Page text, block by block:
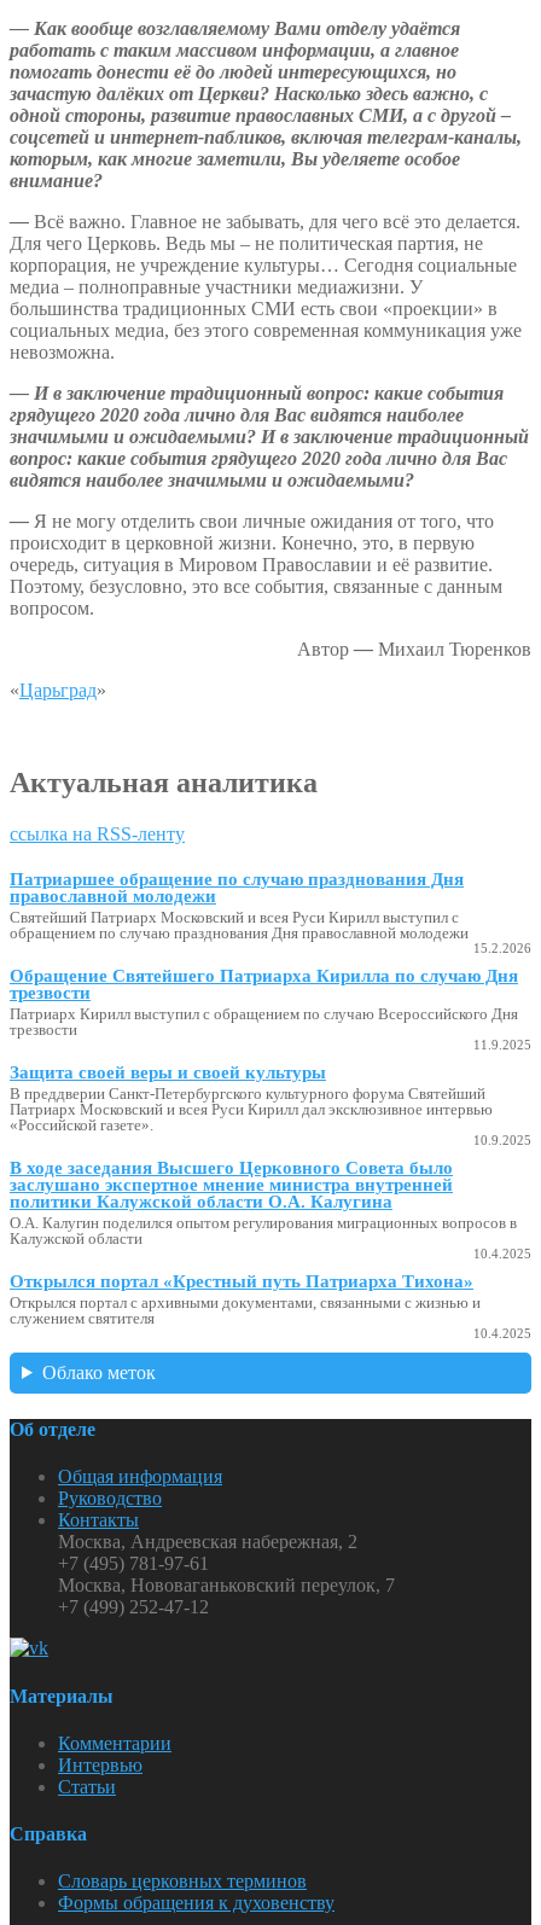
— Как вообще возглавляемому Вами отделу удаётся
работать с таким массивом информации, а главное
помогать донести её до людей интересующихся, но
зачастую далёких от Церкви? Насколько здесь важно, с
одной стороны, развитие православных СМИ, а с другой –
соцсетей и интернет-пабликов, включая телеграм-каналы,
которым, как многие заметили, Вы уделяете особое
внимание?
— Всё важно. Главное не забывать, для чего всё это делается.
Для чего Церковь. Ведь мы – не политическая партия, не
корпорация, не учреждение культуры… Сегодня социальные
медиа – полноправные участники медиажизни. У
большинства традиционных СМИ есть свои «проекции» в
социальных медиа, без этого современная коммуникация уже
невозможна.
— И в заключение традиционный вопрос: какие события
грядущего 2020 года лично для Вас видятся наиболее
значимыми и ожидаемыми? И в заключение традиционный
вопрос: какие события грядущего 2020 года лично для Вас
видятся наиболее значимыми и ожидаемыми?
— Я не могу отделить свои личные ожидания от того, что
происходит в церковной жизни. Конечно, это, в первую
очередь, ситуация в Мировом Православии и её развитие.
Поэтому, безусловно, это все события, связанные с данным
вопросом.
Автор— Михаил Тюренков
«Царьград»
Актуальная аналитика
ссылка на RSS-ленту
Патриаршее обращение по случаю празднования Дня
православной молодежи
Святейший Патриарх Московский и всея Руси Кирилл выступил с
обращением по случаю празднования Дня православной молодежи
15.2.2026
Обращение Святейшего Патриарха Кирилла по случаю Дня
трезвости
Патриарх Кирилл выступил с обращением по случаю Всероссийского Дня
трезвости
11.9.2025
Защита своей веры и своей культуры
В преддверии Санкт-Петербургского культурного форума Святейший
Патриарх Московский и всея Руси Кирилл дал эксклюзивное интервью
«Российской газете».
10.9.2025
В ходе заседания Высшего Церковного Совета было
заслушано экспертное мнение министра внутренней
политики Калужской области О.А. Калугина
О.А. Калугин поделился опытом регулирования миграционных вопросов в
Калужской области
10.4.2025
Открылся портал «Крестный путь Патриарха Тихона»
Открылся портал с архивными документами, связанными с жизнью и
служением святителя
10.4.2025
Облако меток
Об отделе
Общая информация
Руководство
Контакты
Москва, Андреевская набережная, 2
+7 (495) 781-97-61
Москва, Нововаганьковский переулок, 7
+7 (499) 252-47-12
Материалы
Комментарии
Интервью
Статьи
Справка
Словарь церковных терминов
Формы обращения к духовенству